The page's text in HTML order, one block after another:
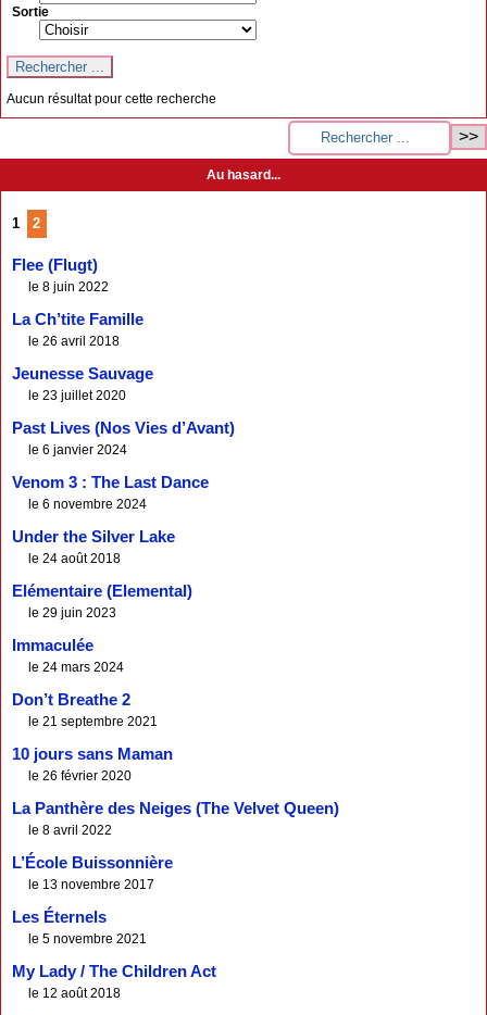
Sortie
Aucun résultat pour cette recherche
Au hasard...
1 2
Flee (Flugt)
le 8 juin 2022
La Ch’tite Famille
le 26 avril 2018
Jeunesse Sauvage
le 23 juillet 2020
Past Lives (Nos Vies d’Avant)
le 6 janvier 2024
Venom 3 : The Last Dance
le 6 novembre 2024
Under the Silver Lake
le 24 août 2018
Elémentaire (Elemental)
le 29 juin 2023
Immaculée
le 24 mars 2024
Don’t Breathe 2
le 21 septembre 2021
10 jours sans Maman
le 26 février 2020
La Panthère des Neiges (The Velvet Queen)
le 8 avril 2022
L’École Buissonnière
le 13 novembre 2017
Les Éternels
le 5 novembre 2021
My Lady / The Children Act
le 12 août 2018